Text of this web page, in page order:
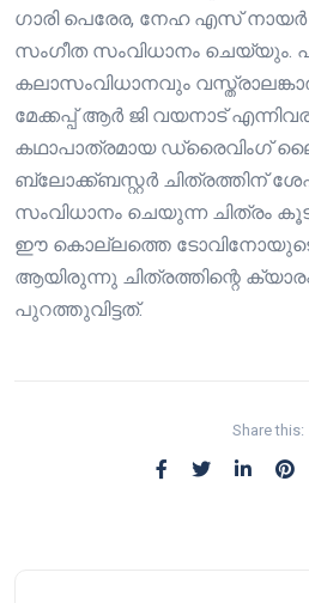
ഗാരി പെരേര, നേഹ എസ്
സംഗീത സംവിധാനം ചെയ്യും.
കലാസംവിധാനവും
മേക്കപ്പ് ആര്‍ ജി വയനാട്
കഥാപാത്രമായ ഡ്രൈവിംഗ്
ബ്ലോക്ക്ബസ്റ്റര്‍ ചിത്രത്തിന്
സംവിധാനം ചെയുന്ന ചിത്രം
ഈ കൊല്ലത്തെ ടോവിനോയുടെ
ആയിരുന്നു ചിത്രത്തിന്റെ
പുറത്തുവിട്ടത്.
Share this: